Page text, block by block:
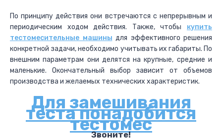
По принципу действия они встречаются с непрерывным и
периодическим ходом действия. Также, чтобы купить
тестомесительные машины для эффективного решения
конкретной задачи, необходимо учитывать их габариты. По
внешним параметрам они делятся на крупные, средние и
маленькие. Окончательный выбор зависит от объемов
производства и желаемых технических характеристик.
Для замешивания
теста понадобится
тестомес
Звоните!